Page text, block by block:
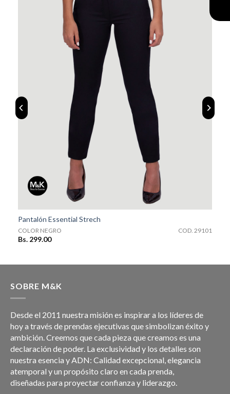
COD. 29101
Pantalón Essential Strech
COD. 29101
COLOR NEGRO
Bs. 299.00
SOBRE M&K
Desde el 2011 nuestra misión es inspirar a los líderes de
hoy a través de prendas ejecutivas que simbolizan éxito y
ambición. Creemos que cada pieza que creamos es una
declaración de poder. La exclusividad y los detalles son
nuestra esencia y ADN: Calidad excepcional, elegancia
atemporal y un propósito claro en cada prenda,
diseñadas para proyectar confianza y liderazgo.